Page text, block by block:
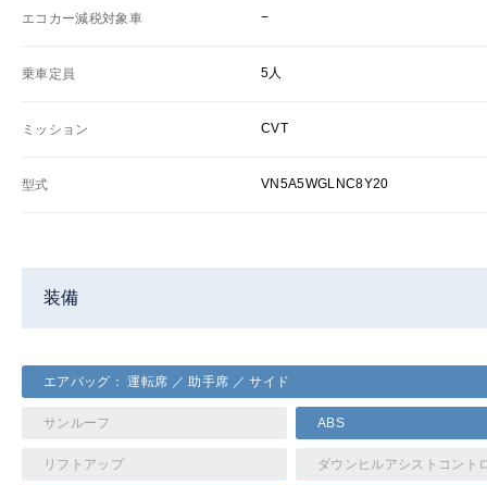
エコカー減税対象車 −
乗車定員 5人
ミッション CVT
型式 VN5A5WGLNC8Y20
装備
エアバッグ： 運転席 ／ 助手席 ／ サイド
サンルーフ ABS
リフトアップ ダウンヒルアシストコント